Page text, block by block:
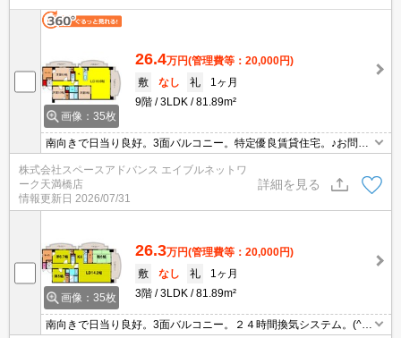
画像：35枚
26.4万円(管理費等：20,000円)
敷
なし 礼
1ヶ月
9階
3LDK 81.89m²
南向きで日当り良好。3面バルコニー。特定優良賃貸住宅。♪お問い
28(^^♪
株式会社スペースアドバンス エイブルネットワ
ーク天満橋店
情報更新日 2026/07/31
詳細を見る
画像：35枚
26.3万円(管理費等：20,000円)
敷
なし 礼
1ヶ月
3階
3LDK 81.89m²
南向きで日当り良好。3面バルコニー。２４時間換気システム。(^^♪